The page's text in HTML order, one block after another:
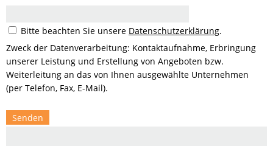
Bitte beachten Sie unsere Datenschutzerklärung.
Zweck der Datenverarbeitung: Kontaktaufnahme, Erbringung
unserer Leistung und Erstellung von Angeboten bzw.
Weiterleitung an das von Ihnen ausgewählte Unternehmen
(per Telefon, Fax, E-Mail).
Senden